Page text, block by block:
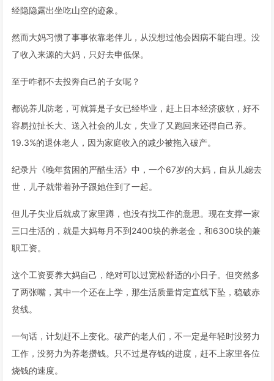
经隐隐露出坐吃山空的迹象。
然而大妈习惯了事事依靠老伴儿，从没想过他会因病不能自理。没
了收入来源的大妈，只好去申低保。
至于咋都不去投奔自己的子女呢？
都说养儿防老，可就算是子女已经毕业，赶上日本经济疲软，好不
容易拉扯长大、送入社会的儿女，失业了又跑回来还得自己养。
19.3%的退休老人，因为家庭收入的减少被拖入破产。
纪录片《晚年贫困的严酷生活》中，一个67岁的大妈，自从儿媳去
世，儿子就带着孙子跟她住到了一起。
但儿子失业后就成了家里蹲，也没有找工作的意思。现在支撑一家
三口生活的，就是大妈每月不到2400块的养老金，和6300块的兼
职工资。
这个工资要养大妈自己，绝对可以过宽松舒适的小日子。但突然多
了两张嘴，其中一个还在上学，那生活质量肯定直线下坠，稳破赤
贫线。
一句话，计划赶不上变化。破产的老人们，不一定是年轻时没努力
工作，没努力为养老攒钱。只不过是存钱的进度，赶不上家里各位
烧钱的速度。